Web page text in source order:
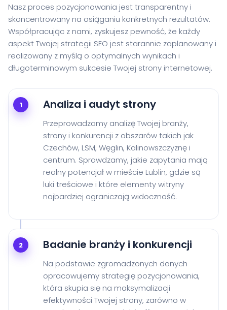
Nasz proces pozycjonowania jest transparentny i
skoncentrowany na osiąganiu konkretnych rezultatów.
Współpracując z nami, zyskujesz pewność, że każdy
aspekt Twojej strategii SEO jest starannie zaplanowany i
realizowany z myślą o optymalnych wynikach i
długoterminowym sukcesie Twojej strony internetowej.
1 Analiza i audyt strony
Przeprowadzamy analizę Twojej branży,
strony i konkurencji z obszarów takich jak
Czechów, LSM, Węglin, Kalinowszczyznę i
centrum. Sprawdzamy, jakie zapytania mają
realny potencjał w mieście Lublin, gdzie są
luki treściowe i które elementy witryny
najbardziej ograniczają widoczność.
2 Badanie branży i konkurencji
Na podstawie zgromadzonych danych
opracowujemy strategię pozycjonowania,
która skupia się na maksymalizacji
efektywności Twojej strony, zarówno w